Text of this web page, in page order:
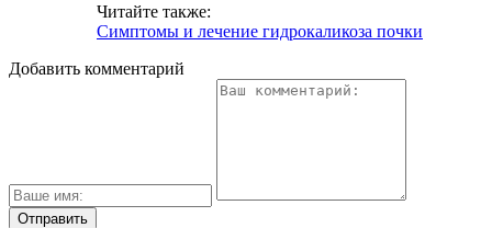
Читайте также:
Симптомы и лечение гидрокаликоза почки
Добавить комментарий